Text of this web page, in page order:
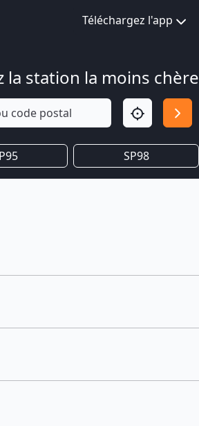
Téléchargez l'app
la station la moins chère
SP98